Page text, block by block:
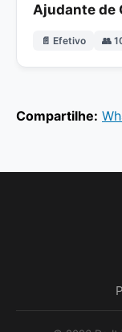
Ajudante de
📄 Efetivo 👥
Compartilhe: